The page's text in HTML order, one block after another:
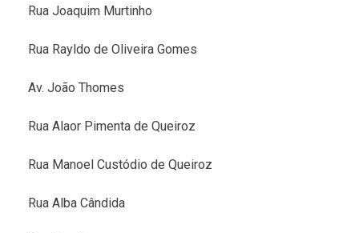
Rua Joaquim Murtinho
Rua Rayldo de Oliveira Gomes
Av. João Thomes
Rua Alaor Pimenta de Queiroz
Rua Manoel Custódio de Queiroz
Rua Alba Cândida